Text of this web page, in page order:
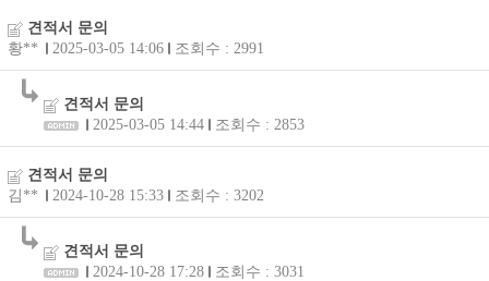
견적서 문의
황**
2025-03-05 14:06 조회수 : 2991
견적서 문의
2025-03-05 14:44
조회수 : 2853
견적서 문의
김**
2024-10-28 15:33 조회수 : 3202
견적서 문의
2024-10-28 17:28
조회수 : 3031